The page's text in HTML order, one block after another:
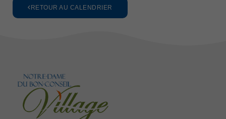
RETOUR AU CALENDRIER